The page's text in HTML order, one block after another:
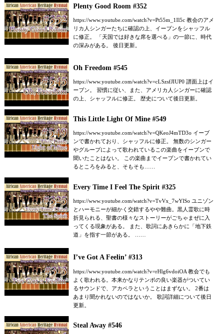
Plenty Good Room #352
https://www.youtube.com/watch?v=Pt55m_1Il5c 教会のアメ
リカ人シンガーたちに確認の上、イーブンをシャッフル
に修正。 「天国では好きな席を選べる」の一節に、時代
の深みがある。 後日更新。
Oh Freedom #545
https://www.youtube.com/watch?v=cLSzsfJIUP0 譜面上はイ
ーブン。 習慣に従い、また、アメリカ人シンガーに確認
の上、シャッフルに修正。 歴史について後日更新。
This Little Light Of Mine #549
https://www.youtube.com/watch?v=QKeoJ4mTD3o イーブ
ンで書かれており、シャッフルに修正。 無数のシンガー
やグループによって歌われているこの楽曲をイーブンで
聞いたことはない。 この楽曲までイーブンで書かれてい
るところをみると、そもそも……
Every Time I Feel The Spirit #325
https://www.youtube.com/watch?v=TvVx_7wYlSo ユニゾン
とハーモニーが細かく交錯するやや難曲。黒人霊歌に時
折見られる、聖書の様々なストーリーがごちゃまぜに入
ってくる現象がある。 また、歌詞にあきらかに「地下鉄
道」を指す一節がある。 ……
I’ve Got A Feelin’ #313
https://www.youtube.com/watch?v=rHlg6vdoiOA 教会でも
よく歌われる。本来かなりテンポの良い楽器がついてい
るサウンドで、アカペラということはまずない。 2番は
あまり聞かれないのではないか。 歌詞詳細について後日
更新。
Steal Away #546